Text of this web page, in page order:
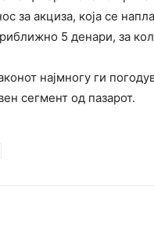
за акциза, која се
5 денари, за
најмногу ги
сегмент од пазарот.